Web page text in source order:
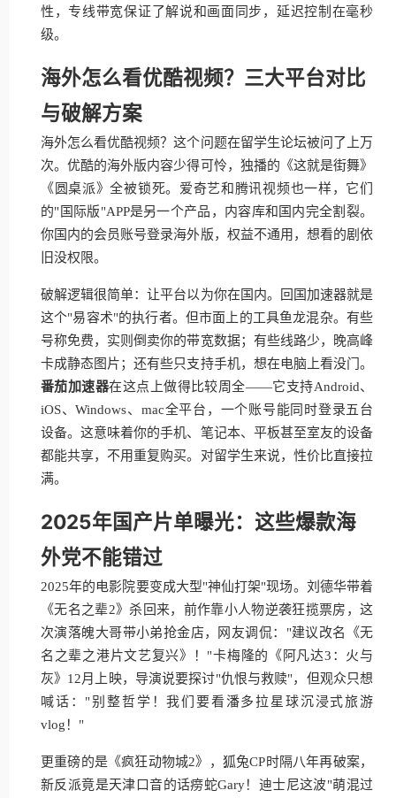
性，专线带宽保证了解说和画面同步，延迟控制在毫秒
级。
海外怎么看优酷视频？三大平台对比
与破解方案
海外怎么看优酷视频？这个问题在留学生论坛被问了上万
次。优酷的海外版内容少得可怜，独播的《这就是街舞》
《圆桌派》全被锁死。爱奇艺和腾讯视频也一样，它们
的"国际版"APP是另一个产品，内容库和国内完全割裂。
你国内的会员账号登录海外版，权益不通用，想看的剧依
旧没权限。
破解逻辑很简单：让平台以为你在国内。回国加速器就是
这个"易容术"的执行者。但市面上的工具鱼龙混杂。有些
号称免费，实则倒卖你的带宽数据；有些线路少，晚高峰
卡成静态图片；还有些只支持手机，想在电脑上看没门。
番茄加速器在这点上做得比较周全——它支持Android、
iOS、Windows、mac全平台，一个账号能同时登录五台
设备。这意味着你的手机、笔记本、平板甚至室友的设备
都能共享，不用重复购买。对留学生来说，性价比直接拉
满。
2025年国产片单曝光：这些爆款海
外党不能错过
2025年的电影院要变成大型"神仙打架"现场。刘德华带着
《无名之辈2》杀回来，前作靠小人物逆袭狂揽票房，这
次演落魄大哥带小弟抢金店，网友调侃："建议改名《无
名之辈之港片文艺复兴》！"卡梅隆的《阿凡达3：火与
灰》12月上映，导演说要探讨"仇恨与救赎"，但观众只想
喊话："别整哲学！我们要看潘多拉星球沉浸式旅游
vlog！"
更重磅的是《疯狂动物城2》，狐兔CP时隔八年再破案，
新反派竟是天津口音的话痨蛇Gary！迪士尼这波"萌混过